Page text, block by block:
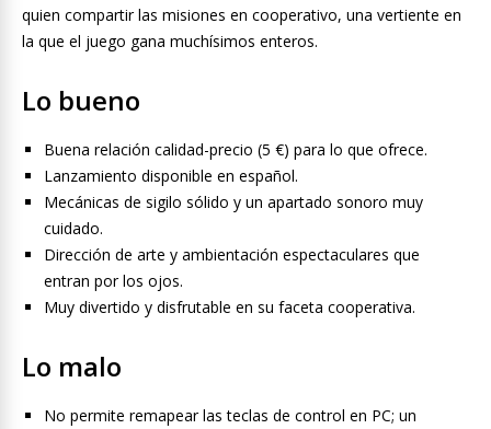
quien compartir las misiones en cooperativo, una vertiente en
la que el juego gana muchísimos enteros.
Lo bueno
Buena relación calidad-precio (5 €) para lo que ofrece.
Lanzamiento disponible en español.
Mecánicas de sigilo sólido y un apartado sonoro muy
cuidado.
Dirección de arte y ambientación espectaculares que
entran por los ojos.
Muy divertido y disfrutable en su faceta cooperativa.
Lo malo
No permite remapear las teclas de control en PC; un